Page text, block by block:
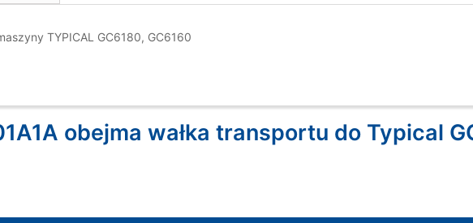
TYPICAL GC6180, GC6160
obejma wałka transportu do Typical